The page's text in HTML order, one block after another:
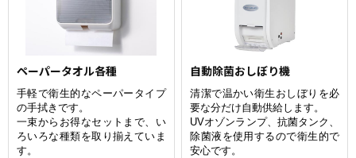
ペーパータオル各種
手軽で衛生的なペーパータイプ
の手拭きです。
一束からお得なセットまで、い
ろいろな種類を取り揃えていま
す。
自動除菌おしぼり機
清潔で温かい衛生おしぼりを必
要な分だけ自動供給します。
UVオゾンランプ、抗菌タンク、
除菌液を使用するので衛生的で
安心です。